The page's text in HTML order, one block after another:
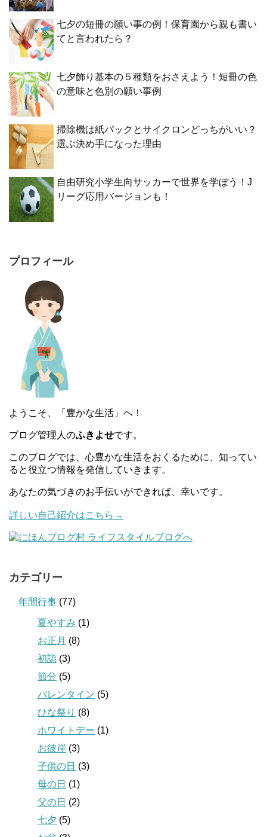
七夕の短冊の願い事の例！保育園から親も書い
てと言われたら？
七夕飾り基本の５種類をおさえよう！短冊の色
の意味と色別の願い事例
掃除機は紙パックとサイクロンどっちがいい？
選ぶ決め手になった理由
自由研究小学生向サッカーで世界を学ぼう！J
リーグ応用バージョンも！
プロフィール
ようこそ、「豊かな生活」へ！
ブログ管理人のふきよせです。
このブログでは、心豊かな生活をおくるために、知ってい
ると役立つ情報を発信していきます。
あなたの気づきのお手伝いができれば、幸いです。
詳しい自己紹介はこちら→
カテゴリー
年間行事 (77)
夏やすみ (1)
お正月 (8)
初詣 (3)
節分 (5)
バレンタイン (5)
ひな祭り (8)
ホワイトデー (1)
お彼岸 (3)
子供の日 (3)
母の日 (1)
父の日 (2)
七夕 (5)